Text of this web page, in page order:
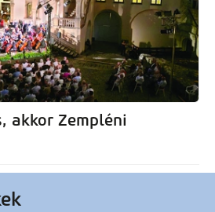
akkor Zempléni